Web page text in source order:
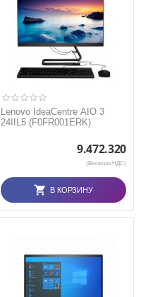
Lenovo IdeaCentre AIO 3
24IIL5 (F0FR001ERK)
9.472.320
(Включая НДС)
В КОРЗИНУ